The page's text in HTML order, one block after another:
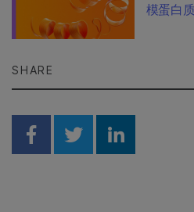
模蛋白
SHARE
Share on Facebook
Share onShare on